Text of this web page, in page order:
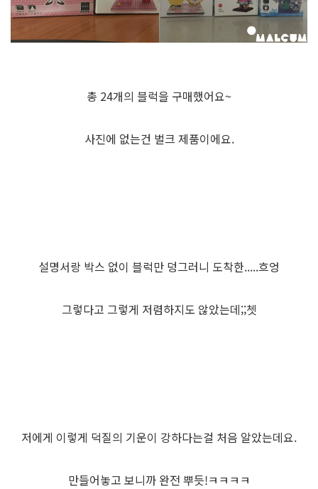
총 24개의 블럭을 구매했어요~
사진에 없는건 벌크 제품이에요.
설명서랑 박스 없이 블럭만 덩그러니 도착한.....흐엉
그렇다고 그렇게 저렴하지도 않았는데;;쳇
저에게 이렇게 덕질의 기운이 강하다는걸 처음 알았는데요.
만들어놓고 보니까 완전 뿌듯!ㅋㅋㅋㅋ